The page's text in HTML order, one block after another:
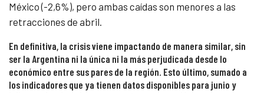
México (-2,6%), pero ambas caídas son menores a las
retracciones de abril.
En definitiva, la crisis viene impactando de manera similar, sin
ser la Argentina ni la única ni la más perjudicada desde lo
económico entre sus pares de la región. Esto último, sumado a
los indicadores que ya tienen datos disponibles para junio y